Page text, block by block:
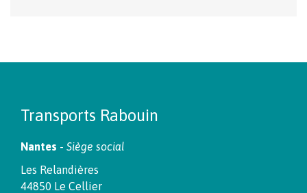
Transports Rabouin
Nantes - Siège social
Les Relandières
44850 Le Cellier